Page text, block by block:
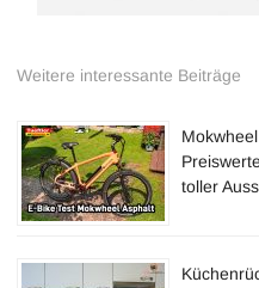
Weitere interessante Beiträge
toller